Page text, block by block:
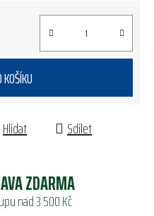
Hlídat Sdílet
ZDARMA
nad 3 500 Kč